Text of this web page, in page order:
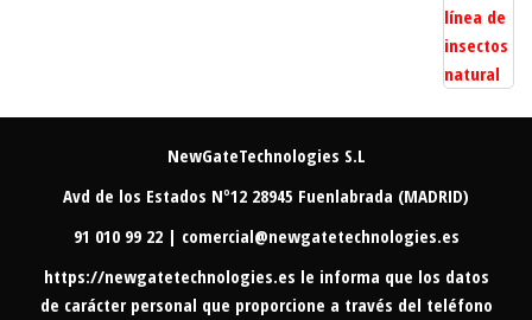
NewGateTechnologies S.L
Avd de los Estados Nº12 28945 Fuenlabrada (MADRID)
91 010 99 22 | comercial@newgatetechnologies.es
https://newgatetechnologies.es le informa que los datos
de carácter personal que proporcione a través del teléfono